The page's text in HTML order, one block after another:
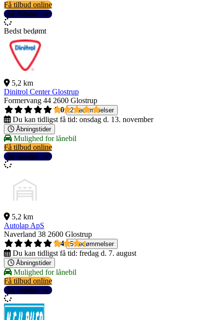
Få tilbud online
Se detaljer
Bedst bedømt
5,2 km
Dinitrol Center Glostrup
Formervang 44 2600 Glostrup
5,0
2 bedømmelser
Du kan tidligst få tid: onsdag d. 13. november
Åbningstider
Mulighed for lånebil
Få tilbud online
Se detaljer
5,2 km
Autolap ApS
Naverland 38 2600 Glostrup
3,4
5 bedømmelser
Du kan tidligst få tid: fredag d. 7. august
Åbningstider
Mulighed for lånebil
Få tilbud online
Se detaljer